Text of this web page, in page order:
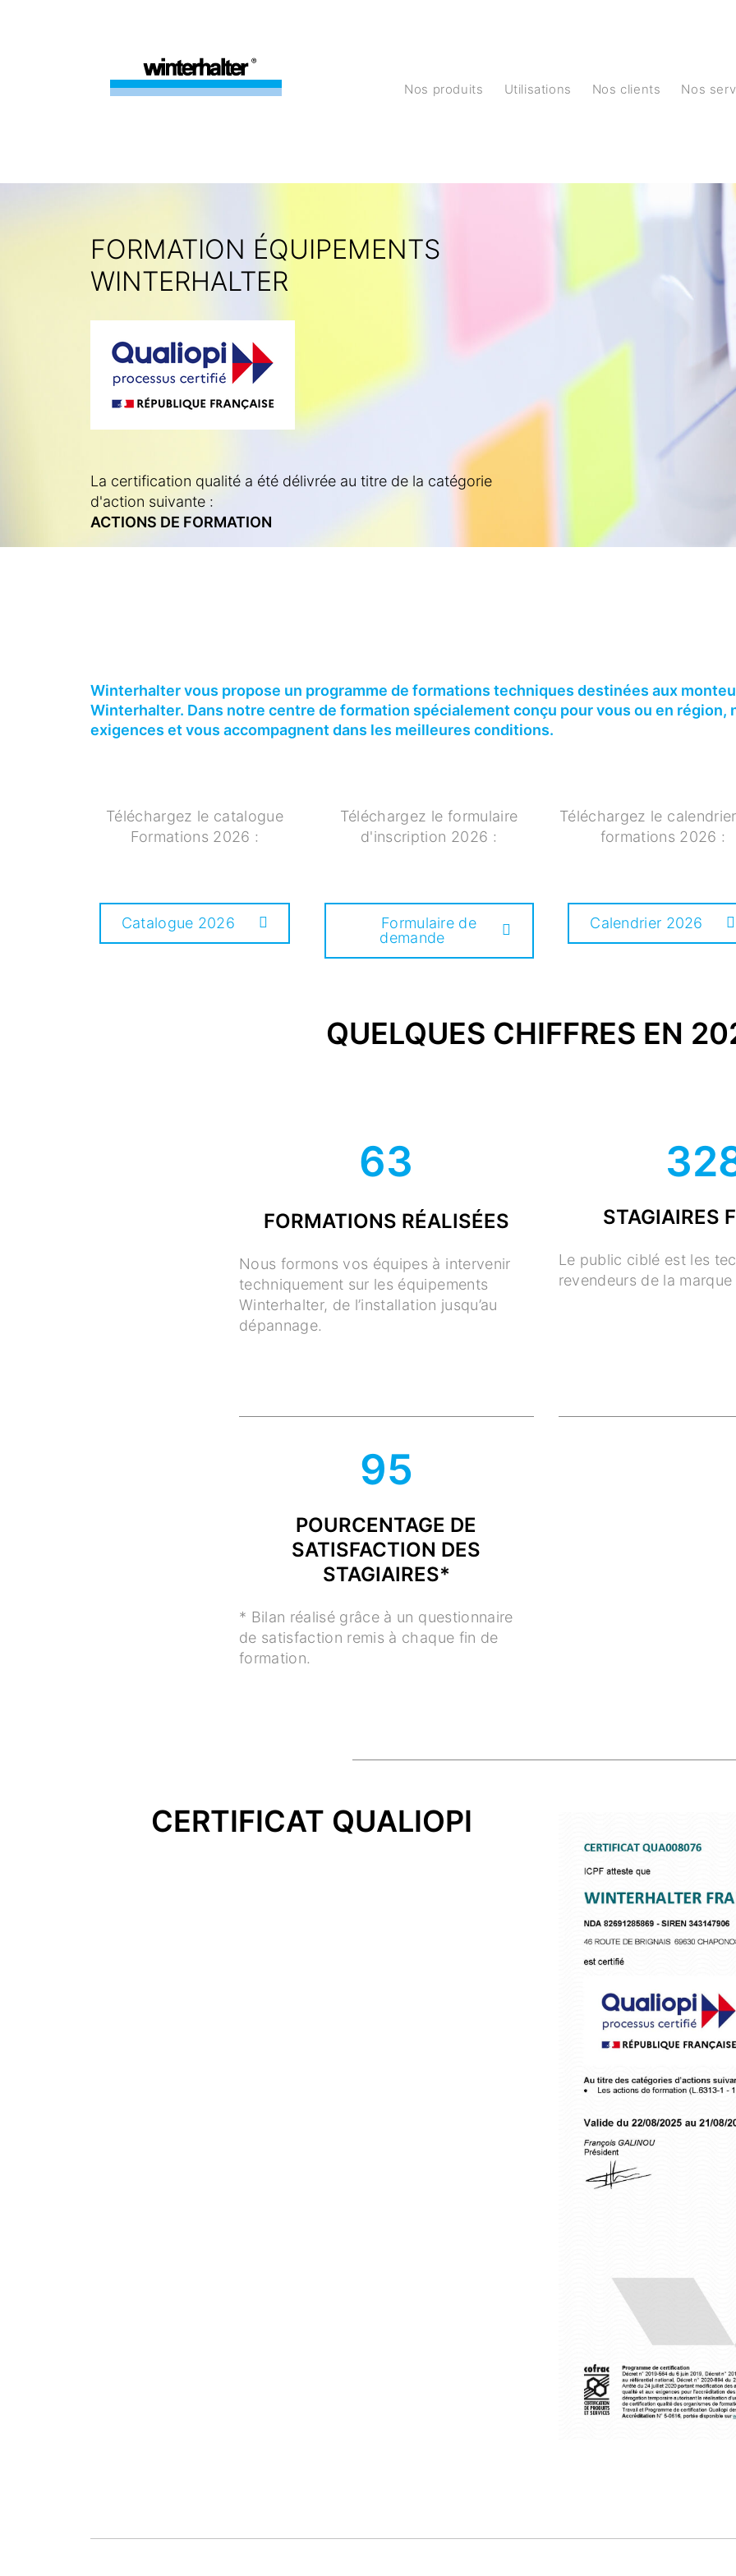
Nos produits Utilisations Nos clients Nos
FORMATION ÉQUIPEMENTS
WINTERHALTER
La certification qualité a été délivrée au titre de la catégorie
d'action suivante :
ACTIONS DE FORMATION
Winterhalter vous propose un programme de formations techniques destinées aux
Winterhalter. Dans notre centre de formation spécialement conçu pour vous ou en région,
exigences et vous accompagnent dans les meilleures conditions.
Téléchargez le catalogue
Formations 2026 :
Catalogue 2026
Téléchargez le formulaire
d'inscription 2026 :
Formulaire de
demande
Téléchargez le
formations 2026 :
Calendrier 2026
QUELQUES CHIFFRES EN
63
FORMATIONS RÉALISÉES
Nous formons vos équipes à intervenir
techniquement sur les équipements
Winterhalter, de l’installation jusqu’au
dépannage.
STAGIAIRES
Le public ciblé est les
revendeurs de la
95
POURCENTAGE DE
SATISFACTION DES
STAGIAIRES*
* Bilan réalisé grâce à un questionnaire
de satisfaction remis à chaque fin de
formation.
CERTIFICAT QUALIOPI